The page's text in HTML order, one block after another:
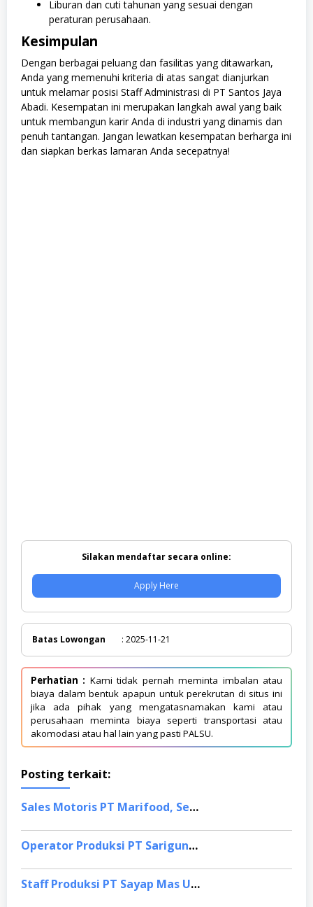
Liburan dan cuti tahunan yang sesuai dengan
peraturan perusahaan.
Kesimpulan
Dengan berbagai peluang dan fasilitas yang ditawarkan,
Anda yang memenuhi kriteria di atas sangat dianjurkan
untuk melamar posisi Staff Administrasi di PT Santos Jaya
Abadi. Kesempatan ini merupakan langkah awal yang baik
untuk membangun karir Anda di industri yang dinamis dan
penuh tantangan. Jangan lewatkan kesempatan berharga ini
dan siapkan berkas lamaran Anda secepatnya!
Silakan mendaftar secara online:
Apply Here
Batas Lowongan : 2025-11-21
Perhatian : Kami tidak pernah meminta imbalan atau
biaya dalam bentuk apapun untuk perekrutan di situs ini
jika ada pihak yang mengatasnamakan kami atau
perusahaan meminta biaya seperti transportasi atau
akomodasi atau hal lain yang pasti PALSU.
Posting terkait:
Sales Motoris PT Marifood, Semarang
Operator Produksi PT Sariguna Primatirta Tbk, Sidoarjo
Staff Produksi PT Sayap Mas Utama, Karawang